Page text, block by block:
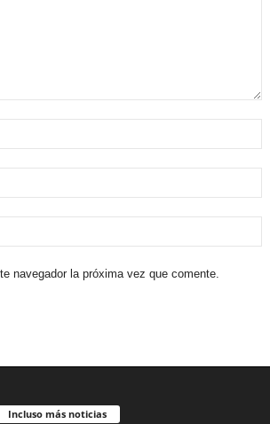
navegador la próxima vez que comente.
Incluso más noticias